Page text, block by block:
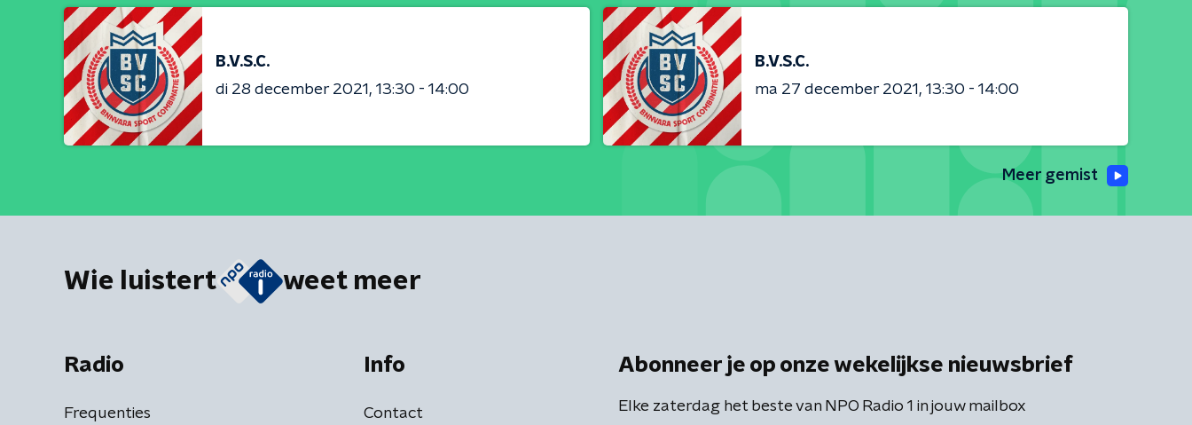
B.V.S.C.
di 28 december 2021
13:30 - 14:00
B.V.S.C.
ma 27 december 2021
13:30 - 14:00
Meer gemist
Wie luistert weet meer
Radio
Frequenties
Info
Contact
Abonneer je op onze wekelijkse nieuwsbrief
Elke zaterdag het beste van NPO Radio 1 in jouw mailbox